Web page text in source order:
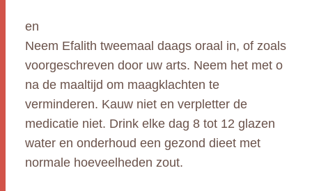
en
Neem Efalith tweemaal daags oraal in, of zoals
voorgeschreven door uw arts. Neem het met o
na de maaltijd om maagklachten te
verminderen. Kauw niet en verpletter de
medicatie niet. Drink elke dag 8 tot 12 glazen
water en onderhoud een gezond dieet met
normale hoeveelheden zout.